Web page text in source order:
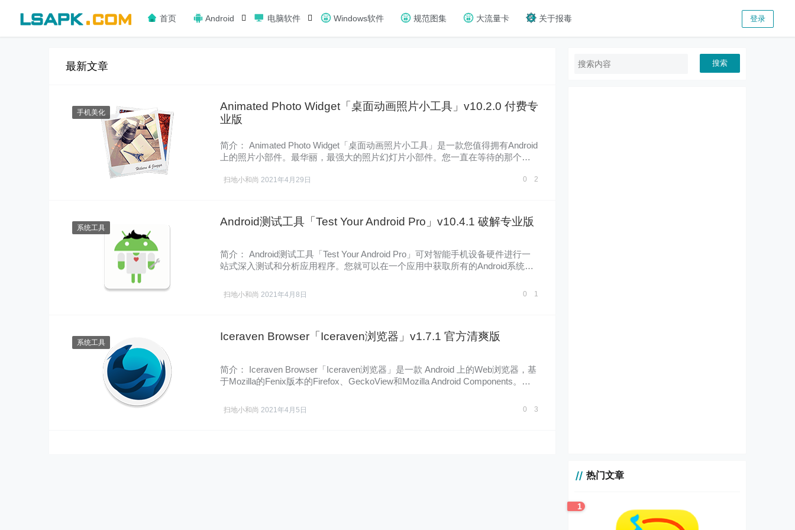
首页 Android 电脑软件 Windows软件 规范图集 大流量卡 关于报毒 登录
最新文章
手机美化
Animated Photo Widget「桌面动画照片小工具」v10.2.0 付费专
业版
简介： Animated Photo Widget「桌面动画照片小工具」是一款您值得拥有Android
上的照片小部件。最华丽，最强大的照片幻灯片小部件。您一直在等待的那个。
扫地小和尚 2021年4月29日 0 2
系统工具 Android测试工具「Test Your Android Pro」v10.4.1 破解专业版
简介： Android测试工具「Test Your Android Pro」可对智能手机设备硬件进行一
站式深入测试和分析应用程序。您就可以在一个应用中获取所有的Android系统信
扫地小和尚 2021年4月8日 0 1
系统工具 Iceraven Browser「Iceraven浏览器」v1.7.1 官方清爽版
简介： Iceraven Browser「Iceraven浏览器」是一款 Android 上的Web浏览器，基
于Mozilla的Fenix版本的Firefox、GeckoView和Mozilla Android Components。它
扫地小和尚 2021年4月5日 0 3
搜索
热门文章
1